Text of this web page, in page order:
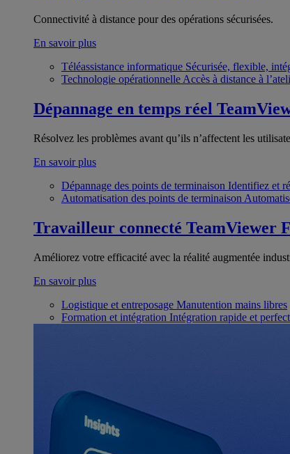
Connectivité à distance pour des opérations sécurisées.
En savoir plus
Téléassistance informatique Sécurisée, flexible,
Technologie opérationnelle Accès à distance à
Dépannage en temps réel
Résolvez les problèmes avant qu’ils n’affectent les
En savoir plus
Dépannage des points de terminaison Identifiez et
Automatisation des points de terminaison
Travailleur connecté TeamViewer
Améliorez votre efficacité avec la réalité augmentée
En savoir plus
Logistique et entreposage Manutention mains libres
Formation et intégration Intégration rapide et